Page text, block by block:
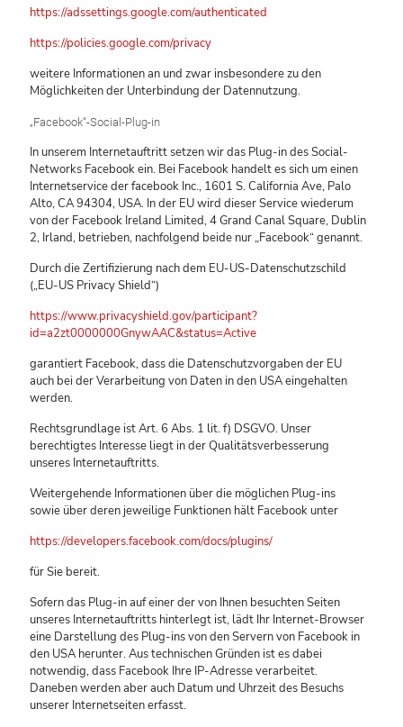
https://adssettings.google.com/authenticated
https://policies.google.com/privacy
weitere Informationen an und zwar insbesondere zu den
Möglichkeiten der Unterbindung der Datennutzung.
„Facebook“-Social-Plug-in
In unserem Internetauftritt setzen wir das Plug-in des Social-
Networks Facebook ein. Bei Facebook handelt es sich um einen
Internetservice der facebook Inc., 1601 S. California Ave, Palo
Alto, CA 94304, USA. In der EU wird dieser Service wiederum
von der Facebook Ireland Limited, 4 Grand Canal Square, Dublin
2, Irland, betrieben, nachfolgend beide nur „Facebook“ genannt.
Durch die Zertifizierung nach dem EU-US-Datenschutzschild
(„EU-US Privacy Shield“)
https://www.privacyshield.gov/participant?
id=a2zt0000000GnywAAC&status=Active
garantiert Facebook, dass die Datenschutzvorgaben der EU
auch bei der Verarbeitung von Daten in den USA eingehalten
werden.
Rechtsgrundlage ist Art. 6 Abs. 1 lit. f) DSGVO. Unser
berechtigtes Interesse liegt in der Qualitätsverbesserung
unseres Internetauftritts.
Weitergehende Informationen über die möglichen Plug-ins
sowie über deren jeweilige Funktionen hält Facebook unter
https://developers.facebook.com/docs/plugins/
für Sie bereit.
Sofern das Plug-in auf einer der von Ihnen besuchten Seiten
unseres Internetauftritts hinterlegt ist, lädt Ihr Internet-Browser
eine Darstellung des Plug-ins von den Servern von Facebook in
den USA herunter. Aus technischen Gründen ist es dabei
notwendig, dass Facebook Ihre IP-Adresse verarbeitet.
Daneben werden aber auch Datum und Uhrzeit des Besuchs
unserer Internetseiten erfasst.